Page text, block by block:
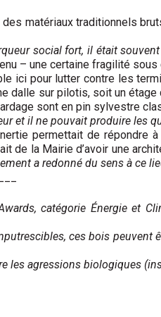
matériaux traditionnels
social fort, il était
– une certaine fragilité
ici pour lutter contre les
dalle sur pilotis, soit un
sont en pin sylvestre
et il ne pouvait produire les
permettait de répondre
de la Mairie d’avoir une
a redonné du sens à ce
catégorie Énergie et
ces bois
les agressions biologiques